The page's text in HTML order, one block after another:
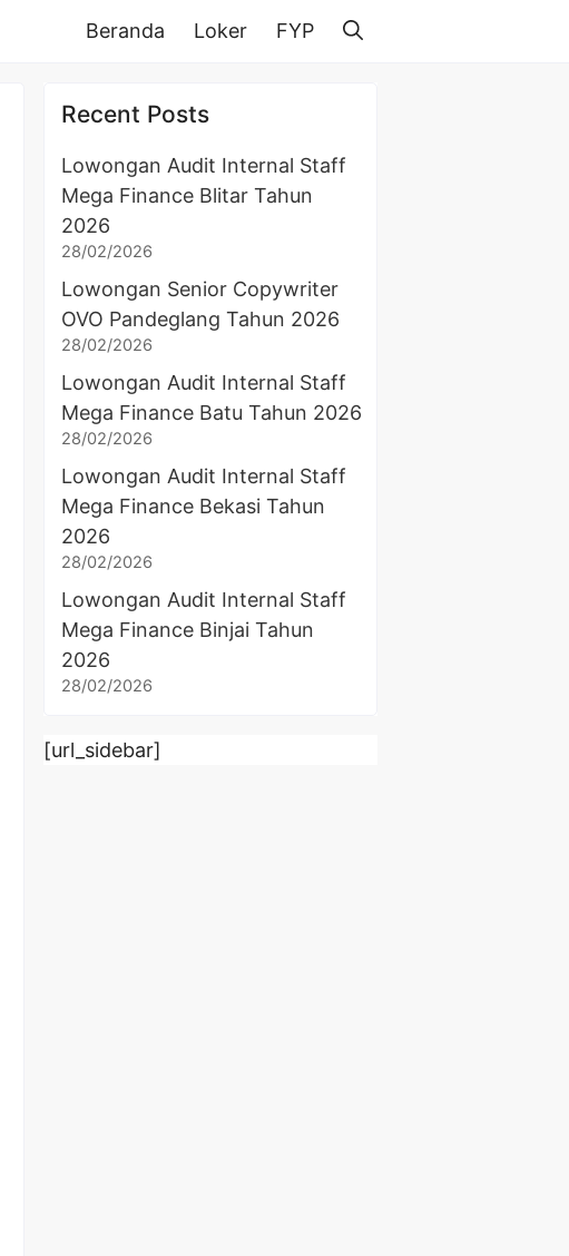
Beranda Loker FYP
Recent Posts
Lowongan Audit Internal Staff
Mega Finance Blitar Tahun
2026
28/02/2026
Lowongan Senior Copywriter
OVO Pandeglang Tahun 2026
28/02/2026
Lowongan Audit Internal Staff
Mega Finance Batu Tahun 2026
28/02/2026
Lowongan Audit Internal Staff
Mega Finance Bekasi Tahun
2026
28/02/2026
Lowongan Audit Internal Staff
Mega Finance Binjai Tahun
2026
28/02/2026
[url_sidebar]